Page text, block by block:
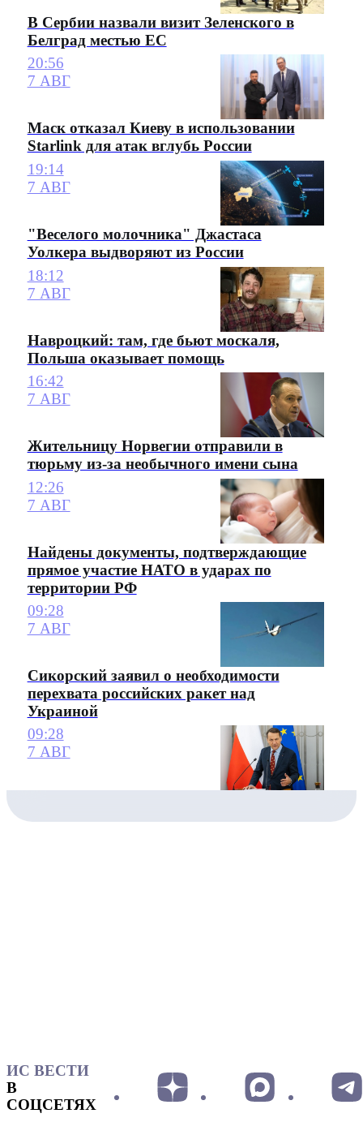
В Сербии назвали визит Зеленского в
Белград местью ЕС
20:56
7 АВГ
Маск отказал Киеву в использовании
Starlink для атак вглубь России
19:14
7 АВГ
"Веселого молочника" Джастаса
Уолкера выдворяют из России
18:12
7 АВГ
Навроцкий: там, где бьют москаля,
Польша оказывает помощь
16:42
7 АВГ
Жительницу Норвегии отправили в
тюрьму из-за необычного имени сына
12:26
7 АВГ
Найдены документы, подтверждающие
прямое участие НАТО в ударах по
территории РФ
09:28
7 АВГ
Сикорский заявил о необходимости
перехвата российских ракет над
Украиной
09:28
7 АВГ
ИС ВЕСТИ
В
СОЦСЕТЯХ